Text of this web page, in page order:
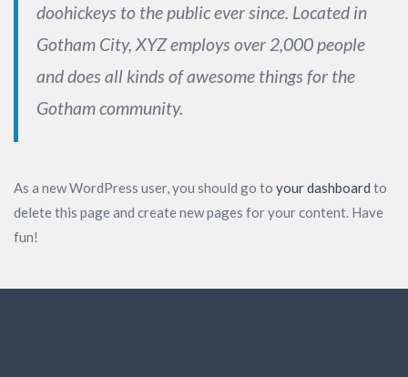
doohickeys to the public ever since. Located in
Gotham City, XYZ employs over 2,000 people
and does all kinds of awesome things for the
Gotham community.
As a new WordPress user, you should go to your dashboard to
delete this page and create new pages for your content. Have
fun!